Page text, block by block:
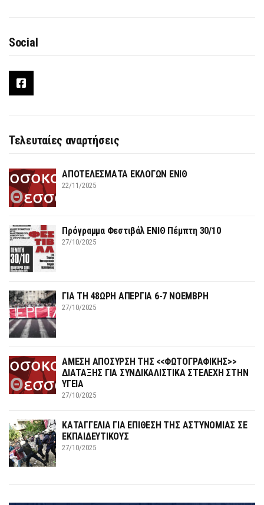
Social
Τελευταίες αναρτήσεις
ΑΠΟΤΕΛΕΣΜΑΤΑ ΕΚΛΟΓΩΝ ΕΝΙΘ
22/11/2025
Πρόγραμμα Φεστιβάλ ΕΝΙΘ Πέμπτη 30/10
27/10/2025
ΓΙΑ ΤΗ 48ΩΡΗ ΑΠΕΡΓΙΑ 6-7 ΝΟΕΜΒΡΗ
27/10/2025
ΑΜΕΣΗ ΑΠΟΣΥΡΣΗ ΤΗΣ <<ΦΩΤΟΓΡΑΦΙΚΗΣ>>
ΔΙΑΤΑΞΗΣ ΓΙΑ ΣΥΝΔΙΚΑΛΙΣΤΙΚΑ ΣΤΕΛΕΧΗ ΣΤΗΝ
ΥΓΕΙΑ
27/10/2025
ΚΑΤΑΓΓΕΛΙΑ ΓΙΑ ΕΠΙΘΕΣΗ ΤΗΣ ΑΣΤΥΝΟΜΙΑΣ ΣΕ
ΕΚΠΑΙΔΕΥΤΙΚΟΥΣ
27/10/2025